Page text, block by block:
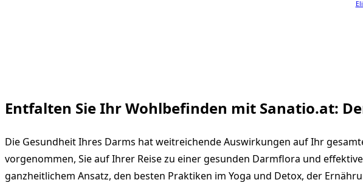
Entfalten Sie Ihr Wohlbefinden mit Sanatio.at:
Die Gesundheit Ihres Darms hat weitreichende Auswirkungen auf Ihr
vorgenommen, Sie auf Ihrer Reise zu einer gesunden Darmflora und
ganzheitlichem Ansatz, den besten Praktiken im Yoga und Detox, der